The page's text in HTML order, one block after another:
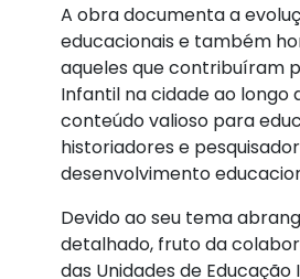
A obra documenta a
educacionais e também
aqueles que contribuíram
Infantil na cidade ao longo
conteúdo valioso para
historiadores e
desenvolvimento
Devido ao seu tema
detalhado, fruto da
das Unidades de Educação